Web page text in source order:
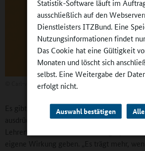
Statistik-Software läuft im
ausschließlich auf den
Dienstleisters ITZBund. Eine
Nutzungsinformationen findet
Das Cookie hat eine Gültigkeit
Monaten und löscht sich
selbst. Eine Weitergabe der
erfolgt nicht.
Auswahl bestätigen
Carl-von-Ossietzky-Gesamtschule Köln-Longerich
Es gibt nichts zu verbergen, Anregungen
ausdrücklich erwünscht. So wie es zur
Lehrertandems etwa nach
eigene Wirkung geben. „Es trägt mehr,